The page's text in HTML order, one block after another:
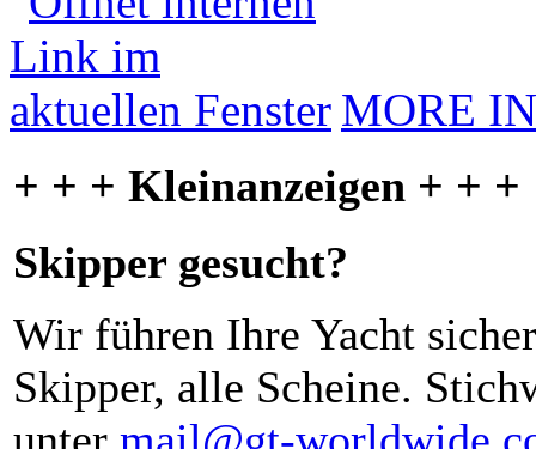
MORE
+ + + Kleinanzeigen + + +
Skipper gesucht?
Wir führen Ihre Yacht
Skipper, alle Scheine.